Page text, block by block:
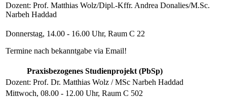
Dozent: Prof. Matthias Wolz/Dipl.-Kffr. Andrea Donalies/M.Sc.
Narbeh Haddad
Donnerstag, 14.00 - 16.00 Uhr, Raum C 22
Termine nach bekanntgabe via Email!
Praxisbezogenes Studienprojekt (PbSp)
Dozent: Prof. Dr. Matthias Wolz / MSc Narbeh Haddad
Mittwoch, 08.00 - 12.00 Uhr, Raum C 502